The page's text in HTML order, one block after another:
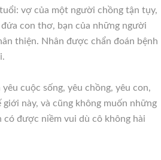
vợ của một người chồng tận tụy,
đứa con thơ, bạn của những người
thiện. Nhân được chẩn đoán bệnh
yêu cuộc sống, yêu chồng, yêu con,
này, và cũng không muốn những
được niềm vui dù cô không hài